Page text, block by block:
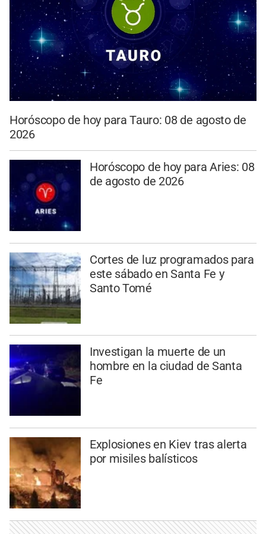
Horóscopo de hoy para Tauro: 08 de agosto de
2026
Horóscopo de hoy para Aries: 08
de agosto de 2026
Cortes de luz programados para
este sábado en Santa Fe y
Santo Tomé
Investigan la muerte de un
hombre en la ciudad de Santa
Fe
Explosiones en Kiev tras alerta
por misiles balísticos